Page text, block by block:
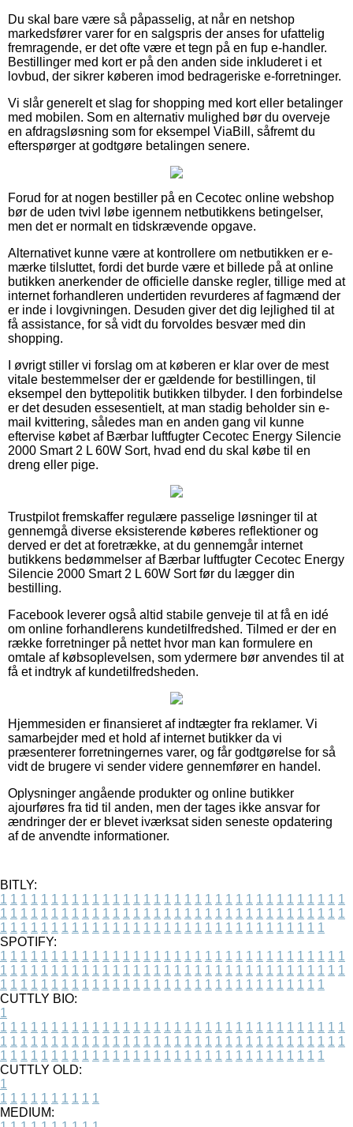
Du skal bare være så påpasselig, at når en netshop
markedsfører varer for en salgspris der anses for ufattelig
fremragende, er det ofte være et tegn på en fup e-handler.
Bestillinger med kort er på den anden side inkluderet i et
lovbud, der sikrer køberen imod bedrageriske e-forretninger.
Vi slår generelt et slag for shopping med kort eller betalinger
med mobilen. Som en alternativ mulighed bør du overveje
en afdragsløsning som for eksempel ViaBill, såfremt du
efterspørger at godtgøre betalingen senere.
Forud for at nogen bestiller på en Cecotec online webshop
bør de uden tvivl løbe igennem netbutikkens betingelser,
men det er normalt en tidskrævende opgave.
Alternativet kunne være at kontrollere om netbutikken er e-
mærke tilsluttet, fordi det burde være et billede på at online
butikken anerkender de officielle danske regler, tillige med at
internet forhandleren undertiden revurderes af fagmænd der
er inde i lovgivningen. Desuden giver det dig lejlighed til at
få assistance, for så vidt du forvoldes besvær med din
shopping.
I øvrigt stiller vi forslag om at køberen er klar over de mest
vitale bestemmelser der er gældende for bestillingen, til
eksempel den byttepolitik butikken tilbyder. I den forbindelse
er det desuden essesentielt, at man stadig beholder sin e-
mail kvittering, således man en anden gang vil kunne
eftervise købet af Bærbar luftfugter Cecotec Energy Silencie
2000 Smart 2 L 60W Sort, hvad end du skal købe til en
dreng eller pige.
Trustpilot fremskaffer regulære passelige løsninger til at
gennemgå diverse eksisterende køberes reflektioner og
derved er det at foretrække, at du gennemgår internet
butikkens bedømmelser af Bærbar luftfugter Cecotec Energy
Silencie 2000 Smart 2 L 60W Sort før du lægger din
bestilling.
Facebook leverer også altid stabile genveje til at få en idé
om online forhandlerens kundetilfredshed. Tilmed er der en
række forretninger på nettet hvor man kan formulere en
omtale af købsoplevelsen, som ydermere bør anvendes til at
få et indtryk af kundetilfredsheden.
Hjemmesiden er finansieret af indtægter fra reklamer. Vi
samarbejder med et hold af internet butikker da vi
præsenterer forretningernes varer, og får godtgørelse for så
vidt de brugere vi sender videre gennemfører en handel.
Oplysninger angående produkter og online butikker
ajourføres fra tid til anden, men der tages ikke ansvar for
ændringer der er blevet iværksat siden seneste opdatering
af de anvendte informationer.
BITLY:
1 1 1 1 1 1 1 1 1 1 1 1 1 1 1 1 1 1 1 1 1 1 1 1 1 1 1 1 1 1 1 1 1 1
1 1 1 1 1 1 1 1 1 1 1 1 1 1 1 1 1 1 1 1 1 1 1 1 1 1 1 1 1 1 1 1 1 1
1 1 1 1 1 1 1 1 1 1 1 1 1 1 1 1 1 1 1 1 1 1 1 1 1 1 1 1 1 1 1 1
SPOTIFY:
1 1 1 1 1 1 1 1 1 1 1 1 1 1 1 1 1 1 1 1 1 1 1 1 1 1 1 1 1 1 1 1 1 1
1 1 1 1 1 1 1 1 1 1 1 1 1 1 1 1 1 1 1 1 1 1 1 1 1 1 1 1 1 1 1 1 1 1
1 1 1 1 1 1 1 1 1 1 1 1 1 1 1 1 1 1 1 1 1 1 1 1 1 1 1 1 1 1 1 1
CUTTLY BIO:
1
1 1 1 1 1 1 1 1 1 1 1 1 1 1 1 1 1 1 1 1 1 1 1 1 1 1 1 1 1 1 1 1 1 1
1 1 1 1 1 1 1 1 1 1 1 1 1 1 1 1 1 1 1 1 1 1 1 1 1 1 1 1 1 1 1 1 1 1
1 1 1 1 1 1 1 1 1 1 1 1 1 1 1 1 1 1 1 1 1 1 1 1 1 1 1 1 1 1 1 1
CUTTLY OLD:
1
1 1 1 1 1 1 1 1 1 1
MEDIUM: